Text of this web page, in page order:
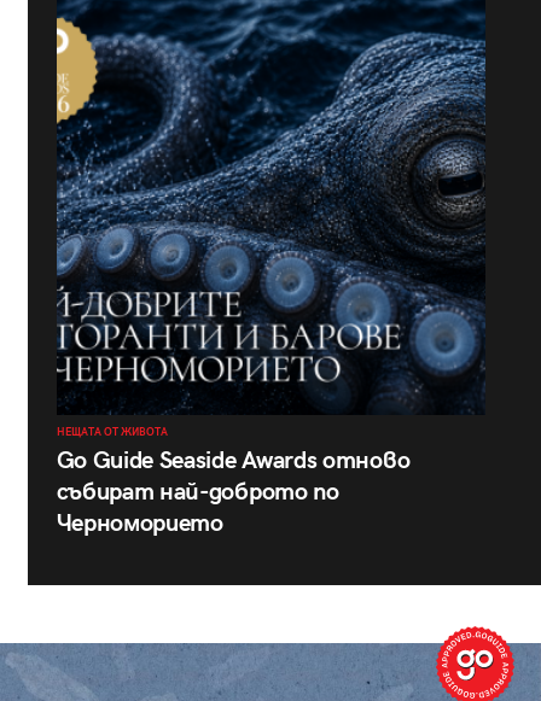
НЕЩАТА ОТ ЖИВОТА
Go Guide Seaside Awards отново
събират най-доброто по
Черноморието